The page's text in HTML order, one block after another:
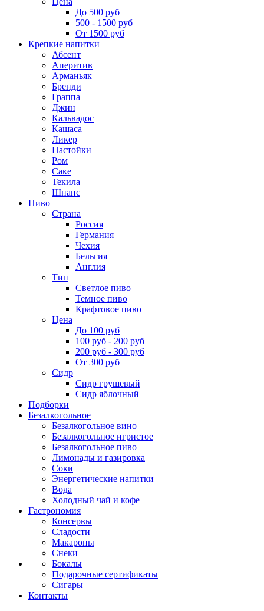
До 500 руб
500 - 1500 руб
От 1500 руб
Крепкие напитки
Абсент
Аперитив
Арманьяк
Бренди
Граппа
Джин
Кальвадос
Кашаса
Ликер
Настойки
Ром
Саке
Текила
Шнапс
Пиво
Страна
Россия
Германия
Чехия
Бельгия
Англия
Тип
Светлое пиво
Темное пиво
Крафтовое пиво
Цена
До 100 руб
100 руб - 200 руб
200 руб - 300 руб
От 300 руб
Сидр
Сидр грушевый
Сидр яблочный
Подборки
Безалкогольное
Безалкогольное вино
Безалкогольное игристое
Безалкогольное пиво
Лимонады и газировка
Соки
Энергетические напитки
Вода
Холодный чай и кофе
Гастрономия
Консервы
Сладости
Макароны
Снеки
Бокалы
Подарочные сертификаты
Сигары
Контакты